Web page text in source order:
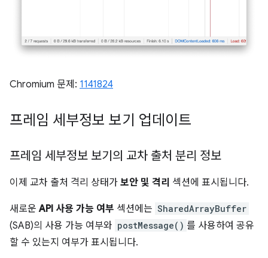
Chromium 문제: 1141824
프레임 세부정보 보기 업데이트
프레임 세부정보 보기의 교차 출처 분리 정보
이제 교차 출처 격리 상태가 보안 및 격리 섹션에 표시됩니다.
새로운API 사용 가능 여부 섹션에는 SharedArrayBuffer
(SAB)의 사용 가능 여부와 postMessage() 를 사용하여 공유
할 수 있는지 여부가 표시됩니다.